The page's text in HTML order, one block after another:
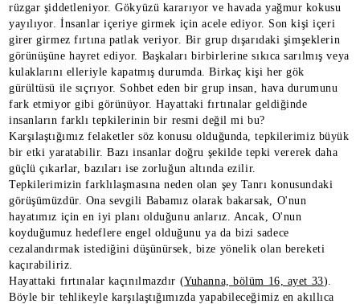
rüzgar şiddetleniyor. Gökyüzü kararıyor ve havada yağmur kokusu
yayılıyor. İnsanlar içeriye girmek için acele ediyor. Son kişi içeri
girer girmez fırtına patlak veriyor. Bir grup dışarıdaki şimşeklerin
görünüşüne hayret ediyor. Başkaları birbirlerine sıkıca sarılmış veya
kulaklarını elleriyle kapatmış durumda. Birkaç kişi her gök
gürültüsü ile sıçrıyor. Sohbet eden bir grup insan, hava durumunu
fark etmiyor gibi görünüyor. Hayattaki fırtınalar geldiğinde
insanların farklı tepkilerinin bir resmi değil mi bu?
Karşılaştığımız felaketler söz konusu olduğunda, tepkilerimiz büyük
bir etki yaratabilir. Bazı insanlar doğru şekilde tepki vererek daha
güçlü çıkarlar, bazıları ise zorluğun altında ezilir.
Tepkilerimizin farklılaşmasına neden olan şey Tanrı konusundaki
görüşümüzdür. Ona sevgili Babamız olarak bakarsak, O'nun
hayatımız için en iyi planı olduğunu anlarız. Ancak, O'nun
koyduğumuz hedeflere engel olduğunu ya da bizi sadece
cezalandırmak istediğini düşünürsek, bize yönelik olan bereketi
kaçırabiliriz.
Hayattaki fırtınalar kaçınılmazdır (Yuhanna, bölüm 16, ayet 33).
Böyle bir tehlikeyle karşılaştığımızda yapabileceğimiz en akıllıca